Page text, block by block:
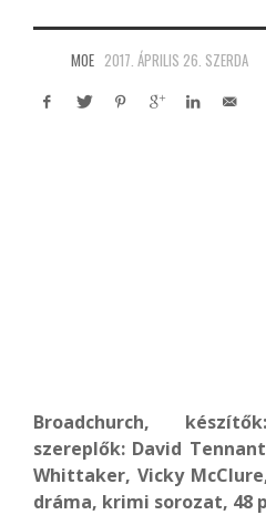
MOE 2017. ÁPRILIS 26. SZERDA
Broadchurch,
szereplők: David
Whittaker, Vicky
dráma, krimi sorozat, 48